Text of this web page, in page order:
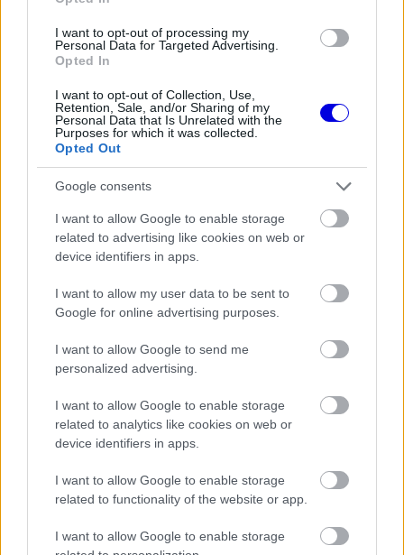
I want to opt-out of processing my
Personal Data for Targeted Advertising.
Opted In
I want to opt-out of Collection, Use,
Retention, Sale, and/or Sharing of my
Personal Data that Is Unrelated with the
Purposes for which it was collected.
Opted Out
Google consents
I want to allow Google to enable storage
related to advertising like cookies on web or
device identifiers in apps.
I want to allow my user data to be sent to
Google for online advertising purposes.
I want to allow Google to send me
personalized advertising.
I want to allow Google to enable storage
related to analytics like cookies on web or
device identifiers in apps.
I want to allow Google to enable storage
related to functionality of the website or app.
I want to allow Google to enable storage
Sainz a 2021-es első ferraris szezonját ugyan
helyezést így is összegyűjtött. Ez olyan eredmény,
amely Hamiltonnak az első ferraris évében nem